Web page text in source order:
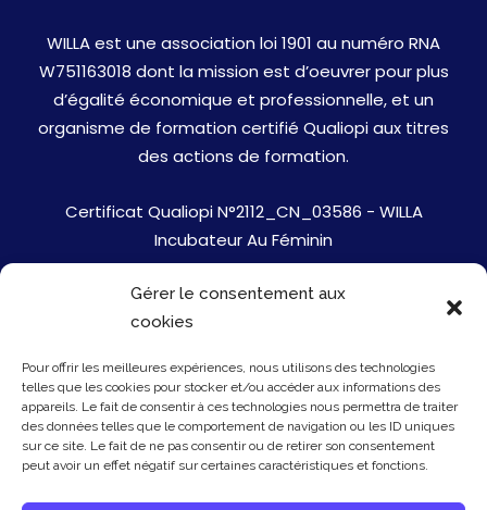
Gérer le consentement aux
cookies
Pour offrir les meilleures expériences, nous utilisons des technologies
telles que les cookies pour stocker et/ou accéder aux informations des
appareils. Le fait de consentir à ces technologies nous permettra de traiter
des données telles que le comportement de navigation ou les ID uniques
sur ce site. Le fait de ne pas consentir ou de retirer son consentement
peut avoir un effet négatif sur certaines caractéristiques et fonctions.
WILLA est une association loi 1901 au numéro RNA
W751163018 dont la mission est d’oeuvrer pour plus
d’égalité économique et professionnelle, et un
organisme de formation certifié Qualiopi aux titres
des actions de formation.
Certificat Qualiopi N°2112_CN_03586 - WILLA
Incubateur Au Féminin
Jobs
Mentions Légales
Politique de cookies
Presse